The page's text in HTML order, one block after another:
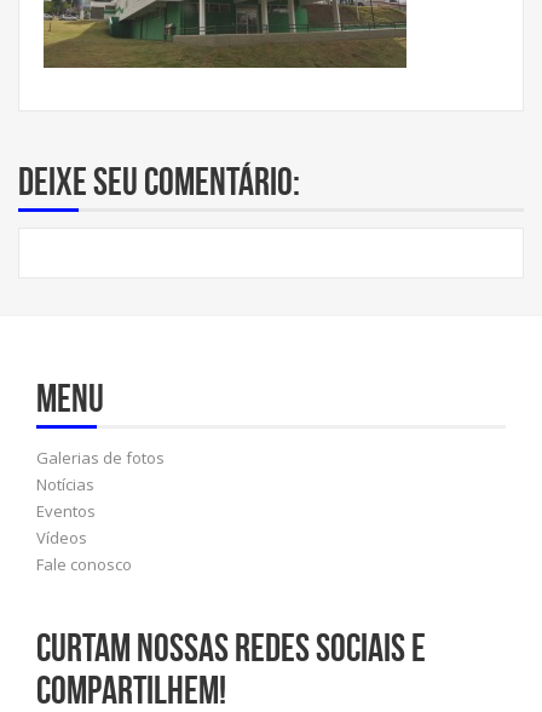
Deixe seu comentário:
Menu
Galerias de fotos
Notícias
Eventos
Vídeos
Fale conosco
Curtam nossas redes sociais e
compartilhem!